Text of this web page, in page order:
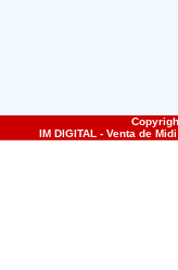
IM DIGITAL - Venta de